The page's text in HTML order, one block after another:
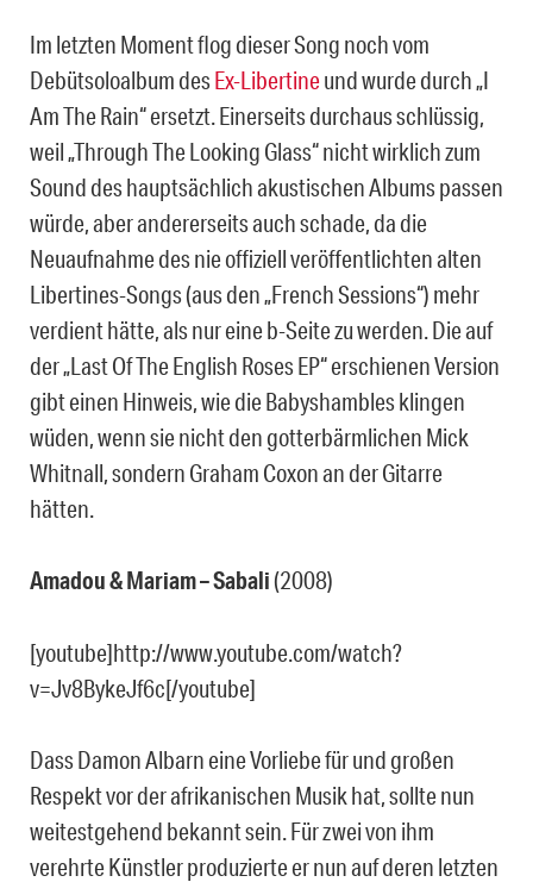
Im letzten Moment flog dieser Song noch vom
Debütsoloalbum desEx-Libertineund wurde durch „I
Am The Rain“ ersetzt. Einerseits durchaus schlüssig,
weil „Through The Looking Glass“ nicht wirklich zum
Sound des hauptsächlich akustischen Albums passen
würde, aber andererseits auch schade, da die
Neuaufnahme des nie offiziell veröffentlichten alten
Libertines-Songs (aus den „French Sessions“) mehr
verdient hätte, als nur eine b-Seite zu werden. Die auf
der „Last Of The English Roses EP“ erschienen Version
gibt einen Hinweis, wie die Babyshambles klingen
wüden, wenn sie nicht den gotterbärmlichen Mick
Whitnall, sondern Graham Coxon an der Gitarre
hätten.
Amadou & Mariam – Sabali(2008)
[youtube]http://www.youtube.com/watch?
v=Jv8BykeJf6c[/youtube]
Dass Damon Albarn eine Vorliebe für und großen
Respekt vor der afrikanischen Musik hat, sollte nun
weitestgehend bekannt sein. Für zwei von ihm
verehrte Künstler produzierte er nun auf deren letzten